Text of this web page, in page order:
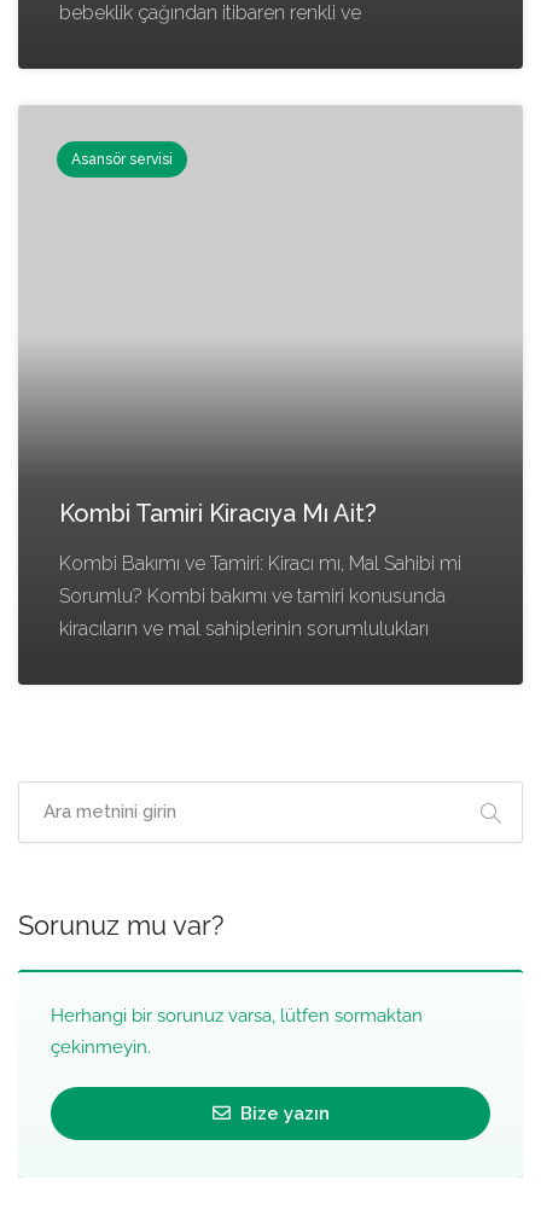
bebeklik çağından itibaren renkli ve
Asansör servisi
Kombi Tamiri Kiracıya Mı Ait?
Kombi Bakımı ve Tamiri: Kiracı mı, Mal Sahibi mi
Sorumlu? Kombi bakımı ve tamiri konusunda
kiracıların ve mal sahiplerinin sorumlulukları
Sorunuz mu var?
Herhangi bir sorunuz varsa, lütfen sormaktan
çekinmeyin.
Bize yazın